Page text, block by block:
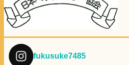
fukusuke7485